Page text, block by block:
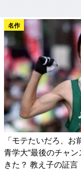
名作
「モテたいだろ、お
青学大“最後のチャ
きた？ 教え子の証